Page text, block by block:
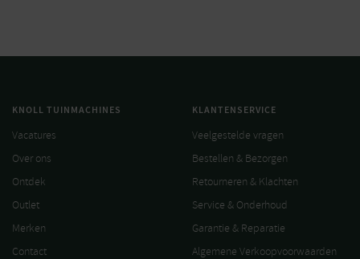
KNOLL TUINMACHINES
Vacatures
Over ons
Ontdek
Outlet
Merken
Contact
KLANTENSERVICE
Veelgestelde vragen
Bestellen & Bezorgen
Retourneren & Klachten
Service & Onderhoud
Garantie & Reparatie
Algemene Verkoopvoorwaarden